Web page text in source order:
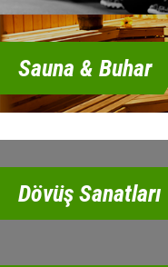
Sauna & Buhar
Dövüş Sanatları